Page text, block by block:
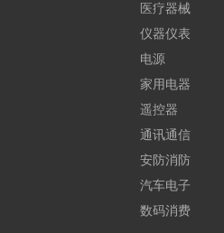
医疗器械
仪器仪表
电源
家用电器
遥控器
通讯通信
安防消防
汽车电子
数码消费